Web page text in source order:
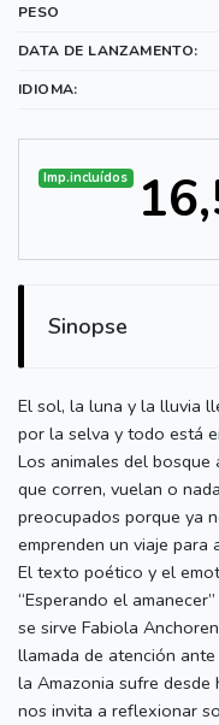
PESO
DATA DE LANZAMENTO:
IDIOMA:
Imp.incluídos
Sinopse
El sol, la luna y la lluvia
por la selva y todo está
Los animales del
que corren, vuelan o
preocupados porque ya
emprenden un viaje para
El texto poético y el
“Esperando el
se sirve Fabiola
llamada de atención
la Amazonia sufre desde
nos invita a reflexionar